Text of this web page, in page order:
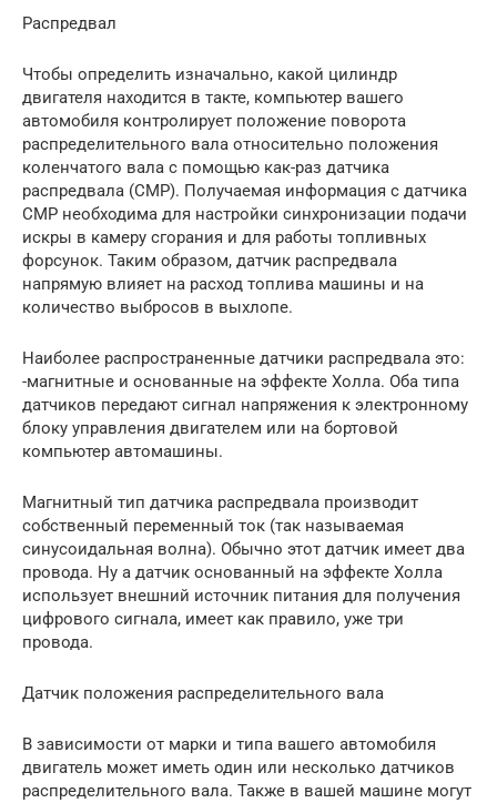
Распредвал
Чтобы определить изначально, какой цилиндр
двигателя находится в такте, компьютер вашего
автомобиля контролирует положение поворота
распределительного вала относительно положения
коленчатого вала с помощью как-раз датчика
распредвала (СМР). Получаемая информация с датчика
СМР необходима для настройки синхронизации подачи
искры в камеру сгорания и для работы топливных
форсунок. Таким образом, датчик распредвала
напрямую влияет на расход топлива машины и на
количество выбросов в выхлопе.
Наиболее распространенные датчики распредвала это:
-магнитные и основанные на эффекте Холла. Оба типа
датчиков передают сигнал напряжения к электронному
блоку управления двигателем или на бортовой
компьютер автомашины.
Магнитный тип датчика распредвала производит
собственный переменный ток (так называемая
синусоидальная волна). Обычно этот датчик имеет два
провода. Ну а датчик основанный на эффекте Холла
использует внешний источник питания для получения
цифрового сигнала, имеет как правило, уже три
провода.
Датчик положения распределительного вала
В зависимости от марки и типа вашего автомобиля
двигатель может иметь один или несколько датчиков
распределительного вала. Также в вашей машине могут